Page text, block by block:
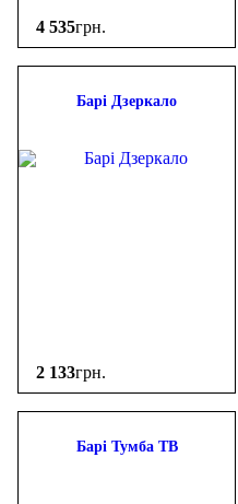
4 535грн.
Барі Дзеркало
2 133грн.
Барі Тумба ТВ